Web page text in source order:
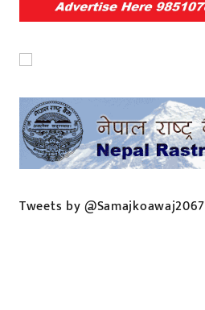
Tweets by @Samajkoawaj2067